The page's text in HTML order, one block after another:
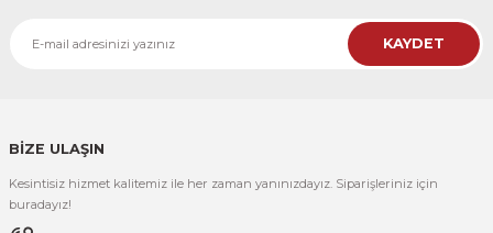
1.000,00 TL ÜRÜNÜ İNCELE
800,00 TL
KAYDET
BİZE ULAŞIN
Kesintisiz hizmet kalitemiz ile her zaman yanınızdayız. Siparişleriniz için
buradayız!